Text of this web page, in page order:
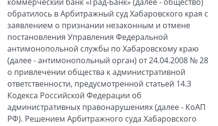
обратилось в Арбитражный суд Хабаровского края с
заявлением о признании незаконным и отмене
постановления Управления Федеральной
антимонопольной службы по Хабаровскому краю
(далее - антимонопольный орган) от 24.04.2008 № 28
о привлечении общества к административной
ответственности, предусмотренной статьей 14.3
Кодекса Российской Федерации об
административных правонарушениях (далее - КоАП
РФ). Решением Арбитражного суда Хабаровского